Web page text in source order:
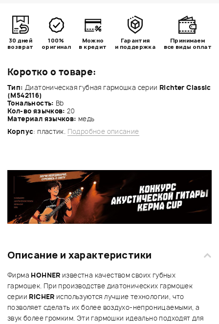
Коротко о товаре:
Тип: Диатоническая губная гармошка серии Richter Classic
(M542116)
Тональность: Bb
Кол-во язычков: 20
Материал язычков: медь
Корпус: пластик. Подробное описание
30 дней
возврат
100%
оригинал
Можно
в кредит
Гарантия
и поддержка
Принимаем
все виды оплат
Описание и характеристики
Фирма HOHNER известна качеством своих губных
гармошек. При производстве диатонических гармошек
серии RICHER используются лучшие технологии, что
позволяет сделать их более воздухо-непроницаемыми, а
звук более громким. Эти гармошки идеально подходят для